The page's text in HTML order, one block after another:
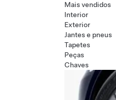
Mais vendidos
Interior
Exterior
Jantes e pneus
Tapetes
Peças
Chaves